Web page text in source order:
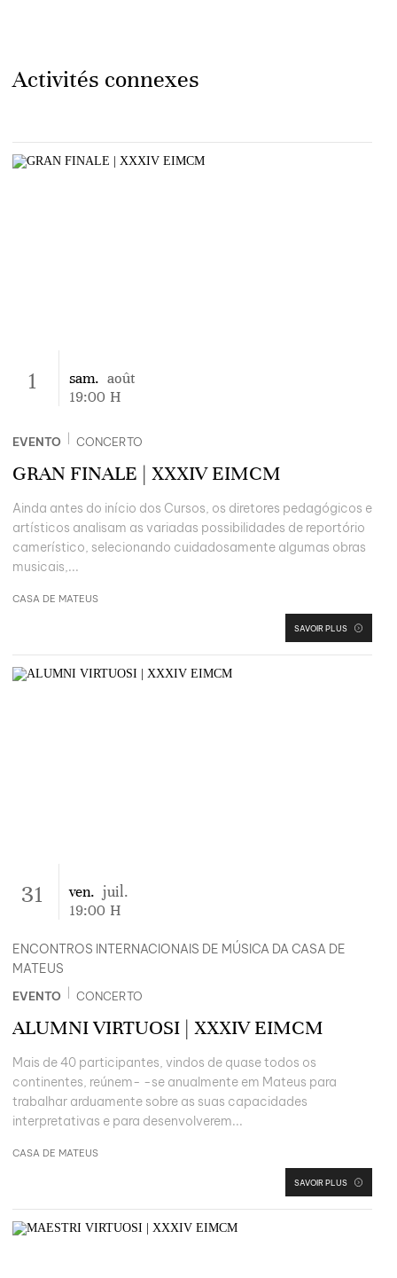
Activités connexes
1 sam. août
19:00 H
EVENTO CONCERTO
GRAN FINALE | XXXIV EIMCM
Ainda antes do início dos Cursos, os diretores pedagógicos e
artísticos analisam as variadas possibilidades de reportório
camerístico, selecionando cuidadosamente algumas obras
musicais,...
CASA DE MATEUS
SAVOIR PLUS
31 ven. juil.
19:00 H
EVENTO CONCERTO
ALUMNI VIRTUOSI | XXXIV EIMCM
Mais de 40 participantes, vindos de quase todos os
continentes, reúnem- -se anualmente em Mateus para
trabalhar arduamente sobre as suas capacidades
interpretativas e para desenvolverem...
CASA DE MATEUS
SAVOIR PLUS
ENCONTROS INTERNACIONAIS DE MÚSICA DA CASA DE
MATEUS